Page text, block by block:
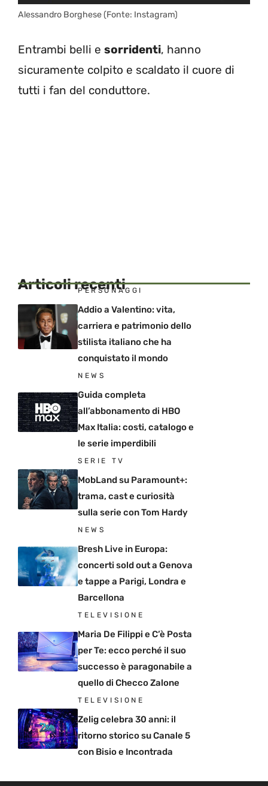
Alessandro Borghese (Fonte: Instagram)
Entrambi belli e sorridenti, hanno
sicuramente colpito e scaldato il cuore di
tutti i fan del conduttore.
Articoli recenti
PERSONAGGI
Addio a Valentino: vita,
carriera e patrimonio dello
stilista italiano che ha
conquistato il mondo
NEWS
Guida completa
all’abbonamento di HBO
Max Italia: costi, catalogo e
le serie imperdibili
SERIE TV
MobLand su Paramount+:
trama, cast e curiosità
sulla serie con Tom Hardy
NEWS
Bresh Live in Europa:
concerti sold out a Genova
e tappe a Parigi, Londra e
Barcellona
TELEVISIONE
Maria De Filippi e C’è Posta
per Te: ecco perché il suo
successo è paragonabile a
quello di Checco Zalone
TELEVISIONE
Zelig celebra 30 anni: il
ritorno storico su Canale 5
con Bisio e Incontrada